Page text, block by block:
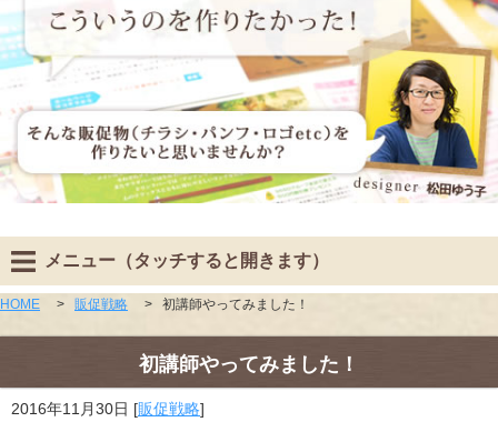
メニュー（タッチすると開きます）
HOME > 販促戦略 > 初講師やってみました！
初講師やってみました！
2016年11月30日 [販促戦略]